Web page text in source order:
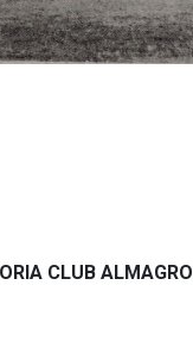
CLUB ALMAGRO